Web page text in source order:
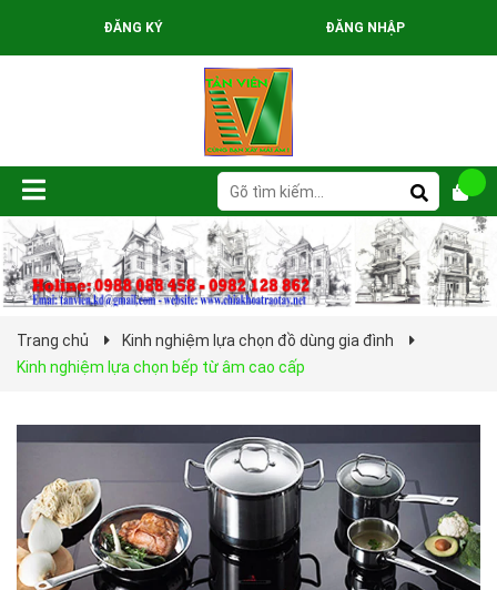
ĐĂNG KÝ ĐĂNG NHẬP
Trang chủ
Kinh nghiệm lựa chọn đồ dùng gia đình
Kinh nghiệm lựa chọn bếp từ âm cao cấp